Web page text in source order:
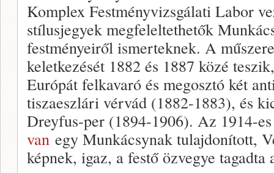
Komplex Festményvizsgálati Labor
stílusjegyek megfeleltethetők
festményeiről ismerteknek. A
keletkezését 1882 és 1887 közé
Európát felkavaró és megosztó két
tiszaeszlári vérvád (1882-1883), és
Dreyfus-per (1894-1906). Az 1914-
van egy Munkácsynak tulajdonított,
képnek, igaz, a festő özvegye tagadta